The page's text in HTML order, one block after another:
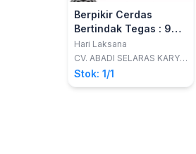
Berpikir Cerdas
Bertindak Tegas : 9
Langkah Menjadi
Pribadi Berwibawa,
Karismatik, dan
Disukai Semua Orang
Hari Laksana
CV. ABADI SELARAS KARYA
(ARASKA)
Stok: 1/1